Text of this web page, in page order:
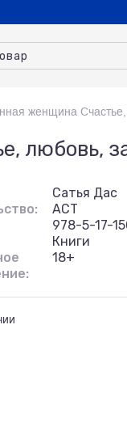
женщина
любовь,
Сатья Дас
АСТ
978-5-17-
Книги
18+